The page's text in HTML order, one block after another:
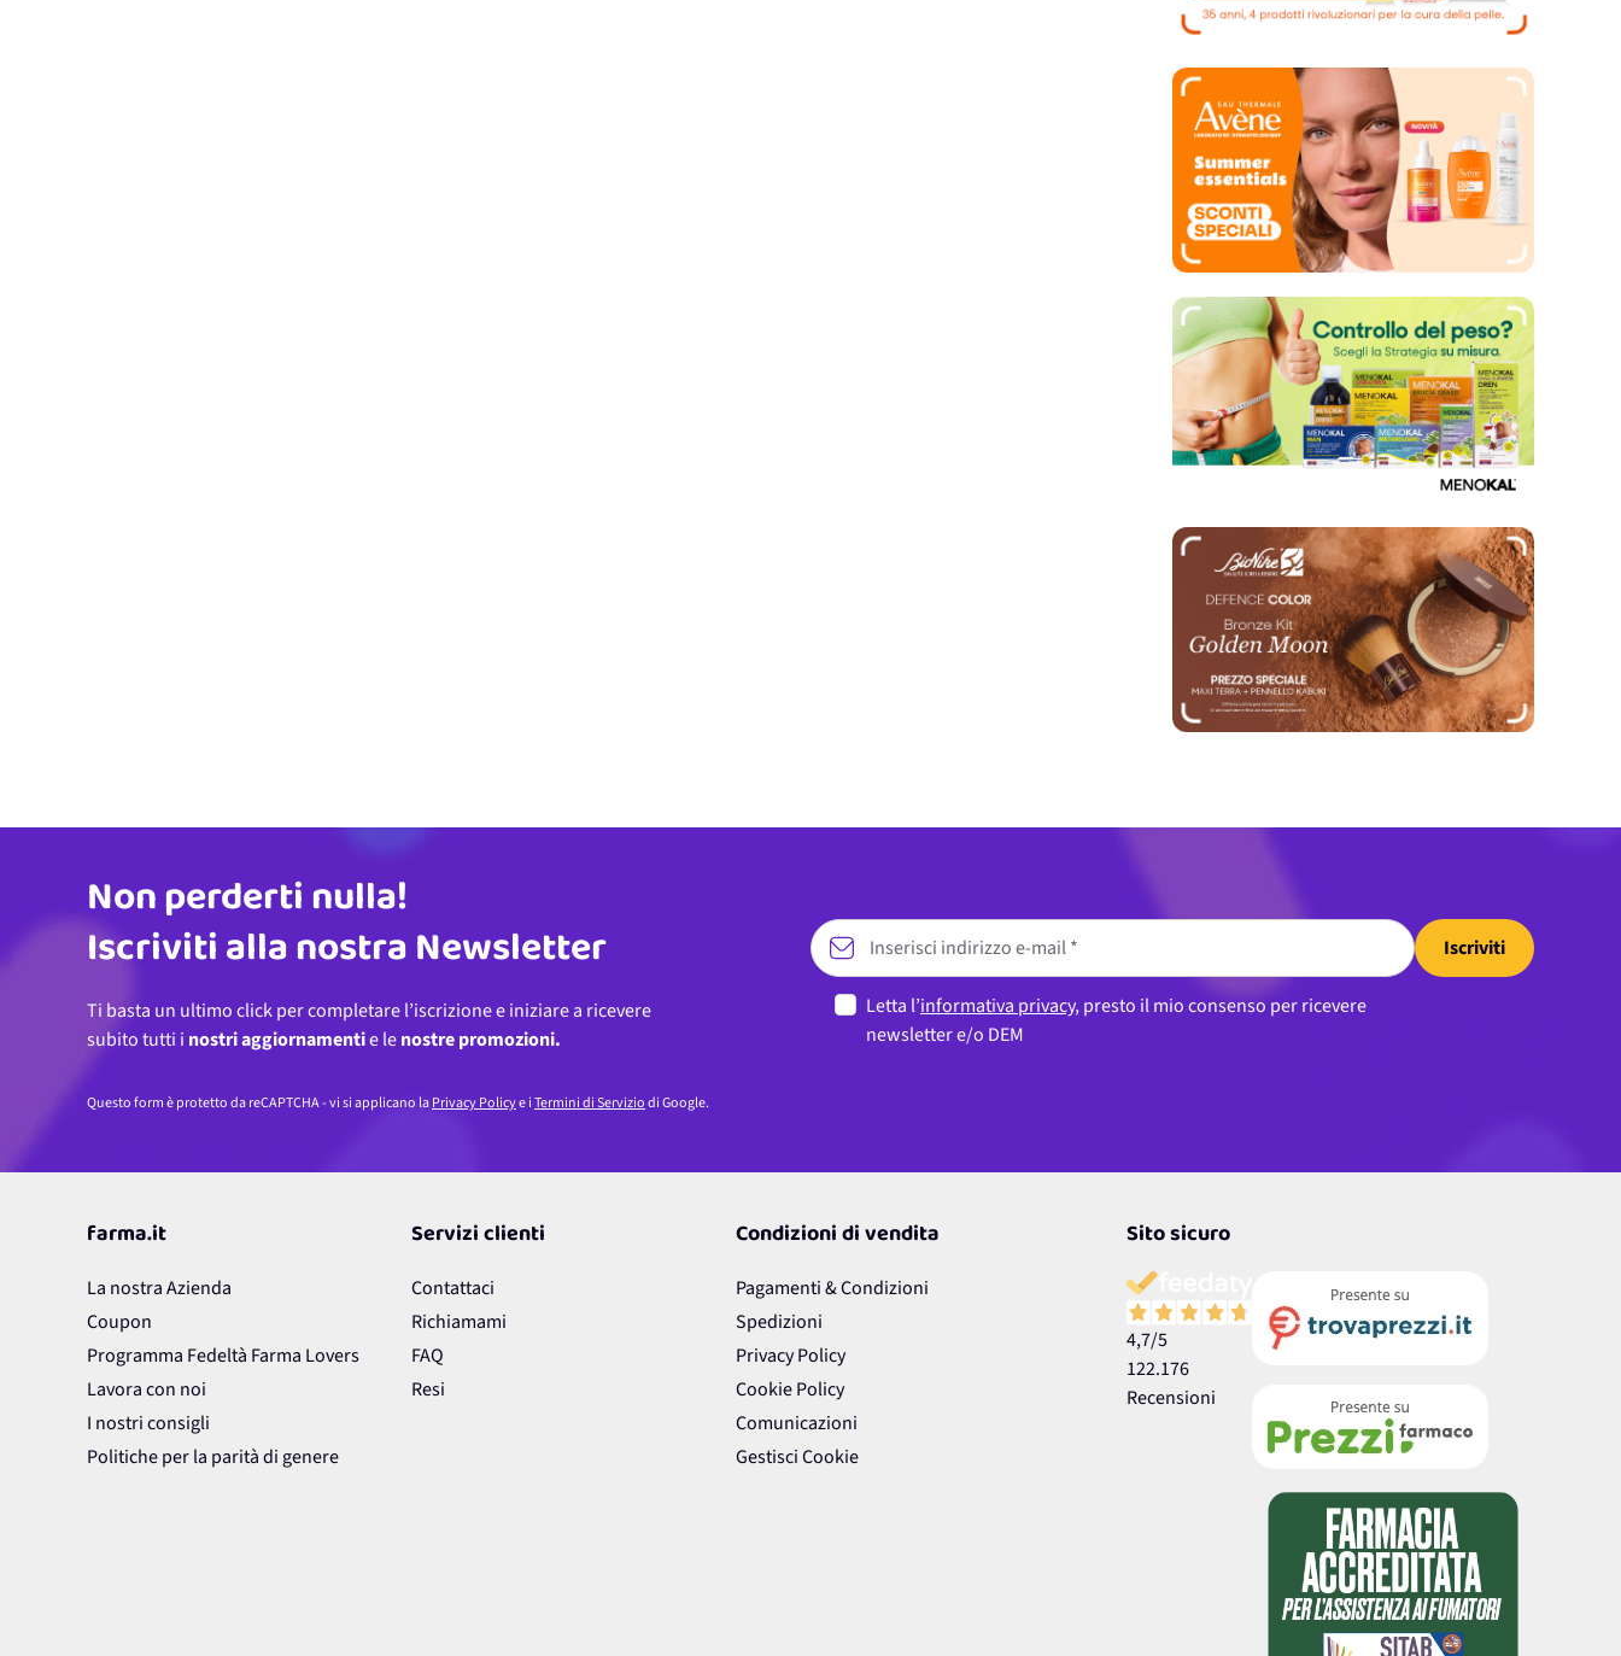
Indirizzo email
Non perderti nulla!
Iscriviti alla nostra Newsletter
Ti basta un ultimo click per completare l’iscrizione e iniziare a ricevere
subito tutti i nostri aggiornamentie lenostre promozioni.
Iscriviti
Letta l’informativa privacy, presto il mio consenso per ricevere
newsletter e/o DEM
Questo form è protetto da reCAPTCHA - vi si applicano laPrivacy Policye iTermini di Serviziodi Google.
farma.it
La nostra Azienda
Coupon
Programma Fedeltà Farma Lovers
Lavora con noi
I nostri consigli
Politiche per la parità di genere
Servizi clienti
Contattaci
Richiamami
FAQ
Resi
Condizioni di vendita
Pagamenti & Condizioni
Spedizioni
Privacy Policy
Cookie Policy
Comunicazioni
Gestisci Cookie
Sito sicuro
4,7/5
122.176
Recensioni